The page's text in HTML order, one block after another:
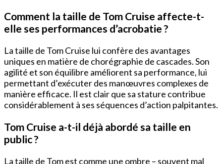
Comment la taille de Tom Cruise affecte-t-
elle ses performances d’acrobatie ?
La taille de Tom Cruise lui confère des avantages
uniques en matière de chorégraphie de cascades. Son
agilité et son équilibre améliorent sa performance, lui
permettant d’exécuter des manœuvres complexes de
manière efficace. Il est clair que sa stature contribue
considérablement à ses séquences d’action palpitantes.
Tom Cruise a-t-il déjà abordé sa taille en
public ?
La taille de Tom est comme une ombre – souvent mal